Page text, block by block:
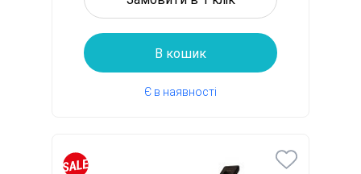
В кошик
Є в наявності